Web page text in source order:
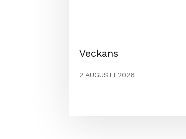
Veckans
2 AUGUSTI 2026